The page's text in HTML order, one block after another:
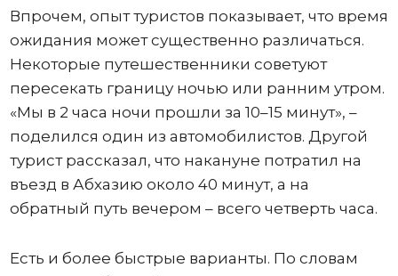
Впрочем, опыт туристов показывает, что время
ожидания может существенно различаться.
Некоторые путешественники советуют
пересекать границу ночью или ранним утром.
«Мы в 2 часа ночи прошли за 10–15 минут», –
поделился один из автомобилистов. Другой
турист рассказал, что накануне потратил на
въезд в Абхазию около 40 минут, а на
обратный путь вечером – всего четверть часа.
Есть и более быстрые варианты. По словам